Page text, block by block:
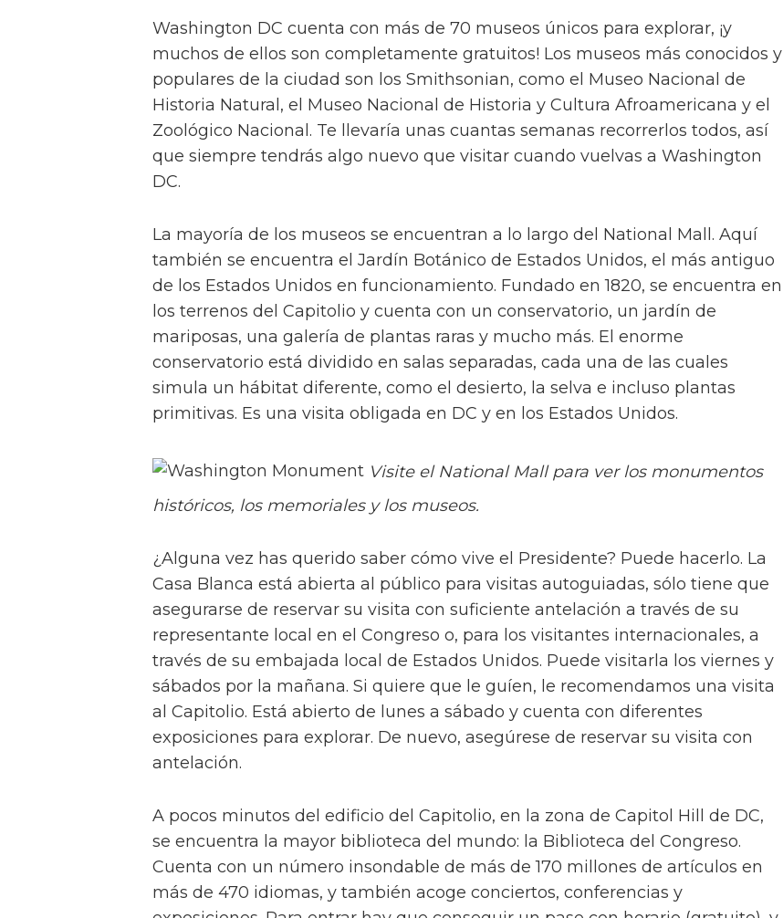
Washington DC cuenta con más de 70 museos únicos para explorar, ¡y
muchos de ellos son completamente gratuitos! Los museos más conocidos y
populares de la ciudad son los Smithsonian, como el Museo Nacional de
Historia Natural, el Museo Nacional de Historia y Cultura Afroamericana y el
Zoológico Nacional. Te llevaría unas cuantas semanas recorrerlos todos, así
que siempre tendrás algo nuevo que visitar cuando vuelvas a Washington
DC.
La mayoría de los museos se encuentran a lo largo del National Mall. Aquí
también se encuentra el Jardín Botánico de Estados Unidos, el más antiguo
de los Estados Unidos en funcionamiento. Fundado en 1820, se encuentra en
los terrenos del Capitolio y cuenta con un conservatorio, un jardín de
mariposas, una galería de plantas raras y mucho más. El enorme
conservatorio está dividido en salas separadas, cada una de las cuales
simula un hábitat diferente, como el desierto, la selva e incluso plantas
primitivas. Es una visita obligada en DC y en los Estados Unidos.
Visite el National Mall para ver los monumentos
históricos, los memoriales y los museos.
¿Alguna vez has querido saber cómo vive el Presidente? Puede hacerlo. La
Casa Blanca está abierta al público para visitas autoguiadas, sólo tiene que
asegurarse de reservar su visita con suficiente antelación a través de su
representante local en el Congreso o, para los visitantes internacionales, a
través de su embajada local de Estados Unidos. Puede visitarla los viernes y
sábados por la mañana. Si quiere que le guíen, le recomendamos una visita
al Capitolio. Está abierto de lunes a sábado y cuenta con diferentes
exposiciones para explorar. De nuevo, asegúrese de reservar su visita con
antelación.
A pocos minutos del edificio del Capitolio, en la zona de Capitol Hill de DC,
se encuentra la mayor biblioteca del mundo: la Biblioteca del Congreso.
Cuenta con un número insondable de más de 170 millones de artículos en
más de 470 idiomas, y también acoge conciertos, conferencias y